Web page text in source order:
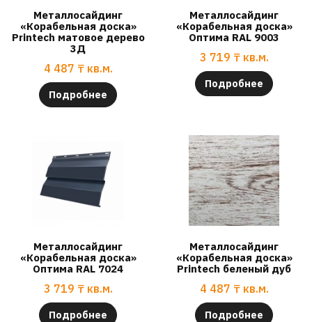
Металлосайдинг
«Корабельная доска»
Printech матовое дерево
3Д
4 487 ₸ кв.м.
Подробнее
Металлосайдинг
«Корабельная доска»
Оптима RAL 9003
3 719 ₸ кв.м.
Подробнее
Металлосайдинг
«Корабельная доска»
Оптима RAL 7024
3 719 ₸ кв.м.
Подробнее
Металлосайдинг
«Корабельная доска»
Printech беленый дуб
4 487 ₸ кв.м.
Подробнее